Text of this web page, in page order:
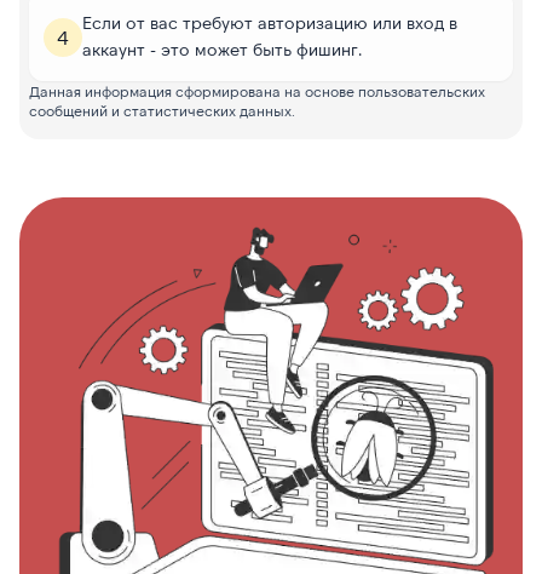
4
Если от вас требуют авторизацию или вход в
аккаунт - это может быть фишинг.
Данная информация сформирована на основе пользовательских
сообщений и статистических данных.